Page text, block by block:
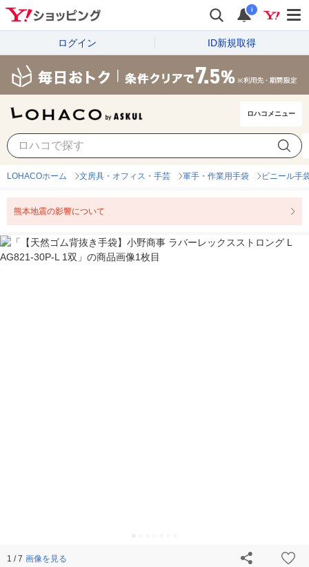
i
ログイン ID新規取得
ロハコメニュー
LOHACOホーム 文房具・オフィス・手芸 軍手・作業用手袋 ビニール手
熊本地震の影響について
1 / 7 画像を見る